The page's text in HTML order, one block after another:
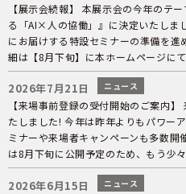
【展示会続報】 本展示会の今年のテ
る「AI×人の協働」』に決定いたしま
にお届けする特設セミナーの準備を
細は【8月下旬】に本ホームページに
2026年7月21日 ニュース
【来場事前登録の受付開始のご案内
たしました! 今年は昨年よりもパワー
ミナーや来場者キャンペーンも多数開
は8月下旬に公開予定のため、もう少
2026年6月15日 ニュース